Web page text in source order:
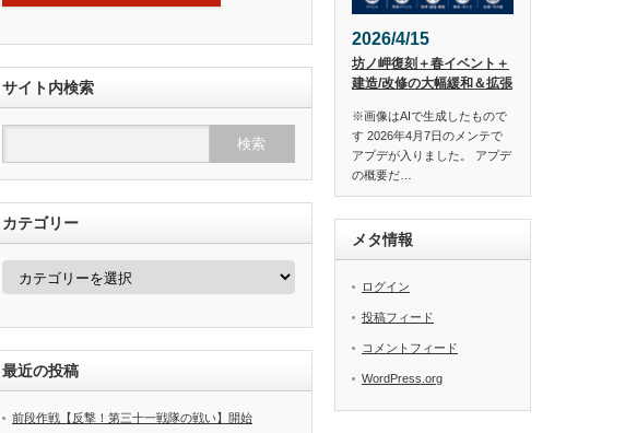
サイト内検索
カテゴリー
カ
ー
最近の投稿
前段作戦【反撃！第三十一戦隊の戦い】開始
2026/4/15
坊ノ岬復刻＋春イベント＋
建造/改修の大幅緩和＆拡張
※画像はAIで生成したもので
す 2026年4月7日のメンテで
アプデが入りました。 アプデ
の概要だ…
メタ情報
ログイン
投稿フィード
コメントフィード
WordPress.org